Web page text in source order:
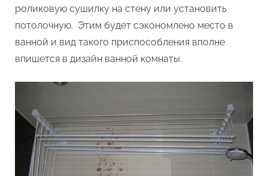
роликовую сушилку на стену или установить
потолочную. Этим будет сэкономлено место в
ванной и вид такого приспособления вполне
впишется в дизайн ванной комнаты.